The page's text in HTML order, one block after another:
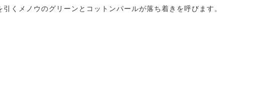
くメノウのグリーンとコットンパールが落ち着きを呼びます。